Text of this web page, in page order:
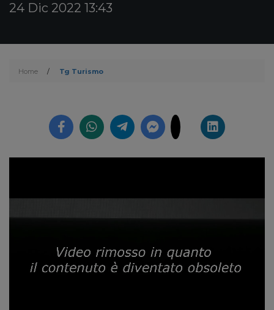
24 Dic 2022 13:43
Home / Tg Turismo